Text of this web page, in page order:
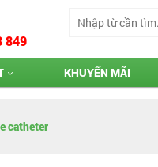
849
KHUYẾN MÃI
catheter